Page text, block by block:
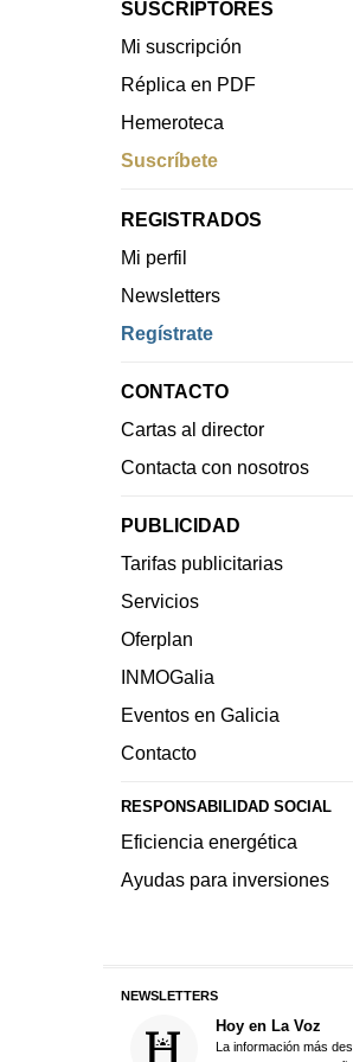
SUSCRIPTORES
Mi suscripción
Réplica en PDF
Hemeroteca
Suscríbete
REGISTRADOS
Mi perfil
Newsletters
Regístrate
CONTACTO
Cartas al director
Contacta con nosotros
PUBLICIDAD
Tarifas publicitarias
Servicios
Oferplan
INMOGalia
Eventos en Galicia
Contacto
RESPONSABILIDAD SOCIAL
Eficiencia energética
Ayudas para inversiones
NEWSLETTERS
Hoy en La Voz
La información más